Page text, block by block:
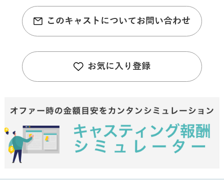
このキャストについてお問い合わせ
お気に入り登録